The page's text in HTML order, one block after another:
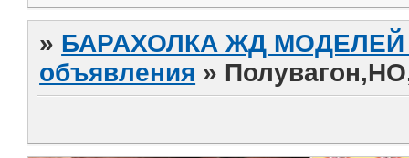
» БАРАХОЛКА ЖД МОДЕЛЕЙ
объявления »